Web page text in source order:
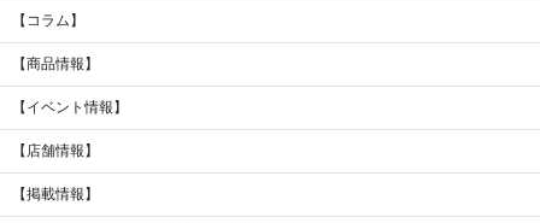
【コラム】
【商品情報】
【イベント情報】
【店舗情報】
【掲載情報】